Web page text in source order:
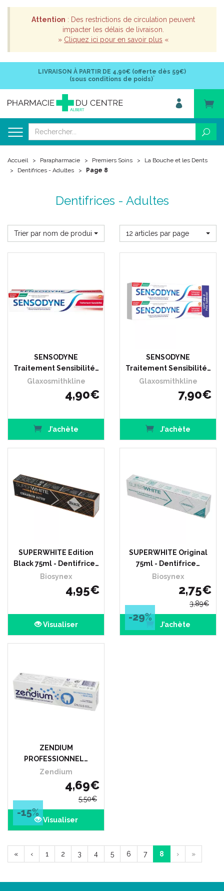
Attention : Des restrictions de circulation peuvent
impacter les délais de livraison.
» Cliquez ici pour en savoir plus «
LIVRAISON À PARTIR DE 4,90€ (offerte dès 59€)
(sous conditions de poids)*
Accueil Parapharmacie Premiers Soins
La Bouche et les Dents
Dentifrices - Adultes
Page 8
Dentifrices - Adultes
Trier par nom de produit 12 articles par page
SENSODYNE
Traitement Sensibilité…
Glaxosmithkline
4,90€
J’achète
SENSODYNE
Traitement Sensibilité…
Glaxosmithkline
7,90€
J’achète
SUPERWHITE Edition
Black 75ml - Dentifrice…
Biosynex
4,95€
Visualiser
SUPERWHITE Original
75ml - Dentifrice…
Biosynex
2,75€
3,89€
-29%
J’achète
ZENDIUM
PROFESSIONNEL…
Zendium
4,69€
5,50€
-15%
Visualiser
« ‹ 1 2 3 4 5 6 7 8 › »